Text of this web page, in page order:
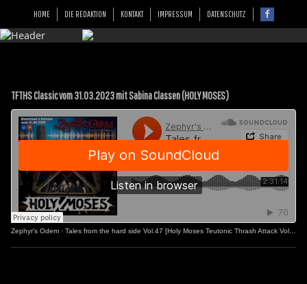
HOME DIE REDAKTION KONTAKT IMPRESSUM DATENSCHUTZ
TFTHS Classic vom 31.03.2023 mit Sabina Classen (HOLY MOSES)
Zephyr's Odem · Tales from the hard side Vol.47 [Holy Moses Teutonic Thrash Attack Vol.2]